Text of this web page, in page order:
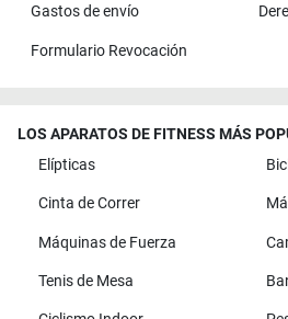
Gastos de envío
Formulario Revocación
LOS APARATOS DE FITNESS MÁS
Elípticas
Cinta de Correr
Máquinas de Fuerza
Tenis de Mesa